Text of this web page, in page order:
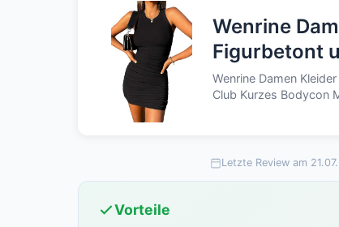
Wenrine
Figurbetont
Wenrine Damen
Club Kurzes Bodycon
Letzte Review am
Vorteile